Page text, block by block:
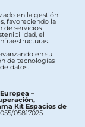
en la gestión
favoreciendo la
de servicios
el
en su
de tecnologías
datos.
–
Kit Espacios de
05817025